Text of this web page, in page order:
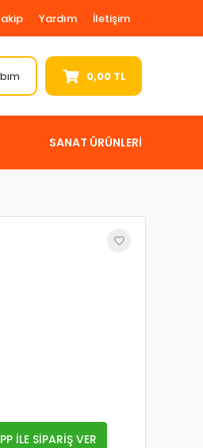
Yardım İletişim
0,00 TL
SANAT ÜRÜNLERİ
İLE SİPARİŞ VER